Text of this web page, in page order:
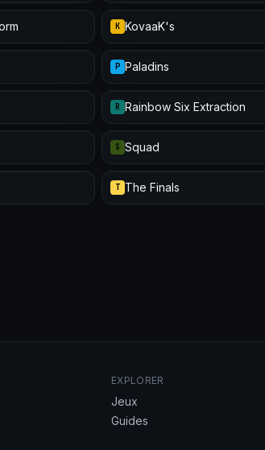
K KovaaK's
P Paladins
R Rainbow Six Extraction
S Squad
T The Finals
EXPLORER
Jeux
Guides